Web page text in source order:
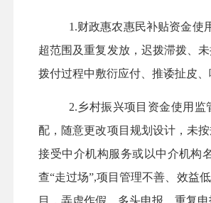
1.财政惠农惠民补贴资金使
超范围及重复发放，迟拨滞拨、
拨付过程中敷衍应付、推诿扯皮、
2.乡村振兴项目资金使用监
配，随意更改项目规划设计，未
接受中介机构服务或以中介机构
查“走过场”,项目管理不善、效益